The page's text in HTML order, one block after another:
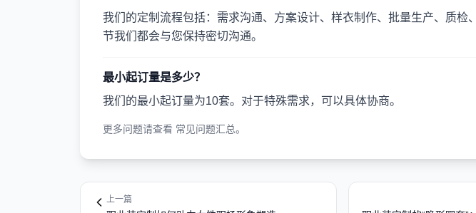
我们的定制流程包括：需求沟通、方案设计、样衣制作、批量生产、质检
节我们都会与您保持密切沟通。
最小起订量是多少？
我们的最小起订量为10套。对于特殊需求，可以具体协商。
更多问题请查看 常见问题汇总。
上一篇